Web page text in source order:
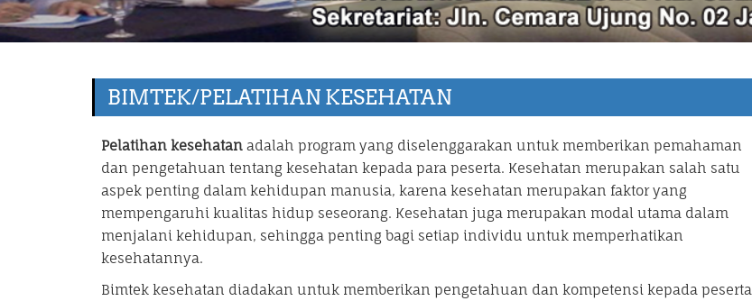
BIMTEK/PELATIHAN KESEHATAN
Pelatihan kesehatan adalah program yang diselenggarakan untuk memberikan pemahaman
dan pengetahuan tentang kesehatan kepada para peserta. Kesehatan merupakan salah satu
aspek penting dalam kehidupan manusia, karena kesehatan merupakan faktor yang
mempengaruhi kualitas hidup seseorang. Kesehatan juga merupakan modal utama dalam
menjalani kehidupan, sehingga penting bagi setiap individu untuk memperhatikan
kesehatannya.
Bimtek kesehatan diadakan untuk memberikan pengetahuan dan kompetensi kepada peserta